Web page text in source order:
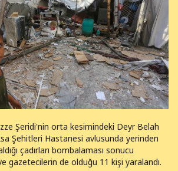
Şeridi'nin orta kesimindeki Deyr Belah
Şehitleri Hastanesi avlusunda yerinden
çadırları bombalaması sonucu
gazetecilerin de olduğu 11 kişi yaralandı.